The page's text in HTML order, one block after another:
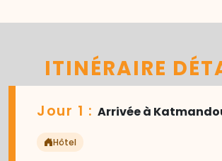
ITINÉRAIRE
Jour 1 : Arrivée à
Hôtel